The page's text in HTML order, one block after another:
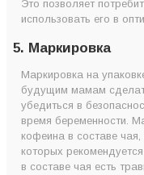
Это позволяет
использовать его в
5. Маркировка
Маркировка на
будущим мамам
убедиться в
время беременности.
кофеина в составе
которых
в составе чая есть